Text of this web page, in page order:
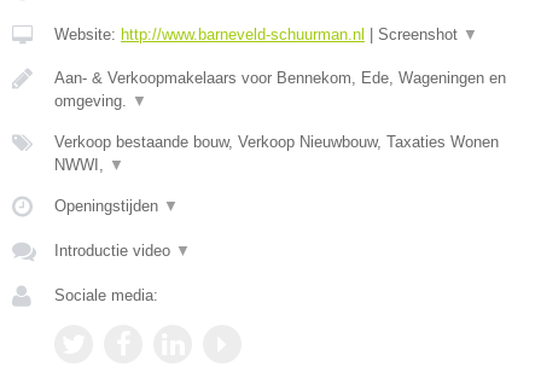
Website: http://www.barneveld-schuurman.nl | Screenshot ▼
Aan- & Verkoopmakelaars voor Bennekom, Ede, Wageningen en
omgeving.
▼
Verkoop bestaande bouw, Verkoop Nieuwbouw, Taxaties Wonen
NWWI,
▼
Openingstijden ▼
Introductie video ▼
Sociale media: